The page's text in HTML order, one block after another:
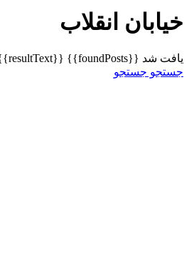
خیابان انقلاب
یافت شد {{foundPosts}}
{{resultText}}
جستجو جستجو